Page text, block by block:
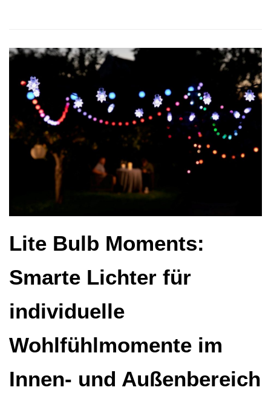
Lite Bulb Moments:
Smarte Lichter für
individuelle
Wohlfühlmomente im
Innen- und Außenbereich